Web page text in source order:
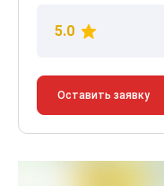
5.0
Оставить заявку